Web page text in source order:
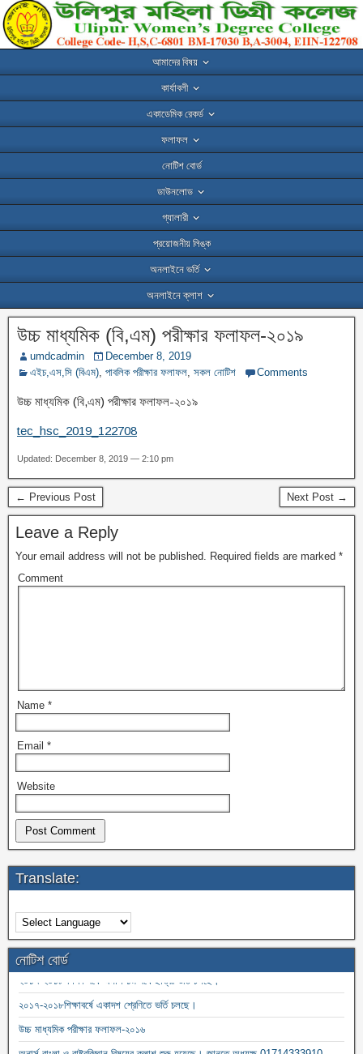
আমাদের বিষয়
কার্যাবলী
একাডেমিক রেকর্ড
ফলাফল
নোটিশ বোর্ড
ডাউনলোড
গ্যালারী
প্রয়োজনীয় লিঙ্ক
অনলাইনে ভর্তি
অনলাইনে ক্লাশ
উচ্চ মাধ্যমিক (বি,এম) পরীক্ষার ফলাফল-২০১৯
umdcadmin
December 8, 2019
এইচ,এস,সি (বিএম) পাবলিক পরীক্ষার ফলাফল সকল নোটিশ Comments
উচ্চ মাধ্যমিক (বি,এম) পরীক্ষার ফলাফল-২০১৯
tec_hsc_2019_122708
Updated: December 8, 2019 — 2:10 pm
← Previous Post Next Post →
Leave a Reply
Your email address will not be published. Required fields are marked *
Comment
Name *
Email *
Website
Translate:
নোটিশ বোর্ড
২০১৭-২০১৮ শিক্ষা বর্ষে অনার্স ১ম বর্ষে ছাত্রী ভর্তি চলছে।
২০১৭-২০১৮শিক্ষাবর্ষে একাদশ শ্রেণিতে ভর্তি চলছে।
উচ্চ মাধ্যমিক পরীক্ষার ফলাফল-২০১৬
অনার্স বাংলা ও রাষ্ট্রবিজ্ঞান বিষয়ের ক্লাশ শুরু হয়েছে। জানতে-অধ্যক্ষ-01714333910